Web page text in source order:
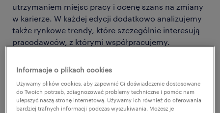
utrzymaniem miejsc pracy i ocenę szans na zmiany
w karierze. W każdej edycji dodatkowo analizujemy
także rynkowe trendy, które szczególnie interesują
pracodawców, z którymi współpracujemy.
W najnowszej edycji, którą realizowaliśmy na
przełomie sierpnia i września, uczestniczyło 1000
badanych zatrudnionych w kluczowych gałęziach
polskiej gospodarki.
Informacje o plikach cookies
Używamy plików cookies, aby zapewnić Ci doświadczenie dostosowane
do Twoich potrzeb, zdiagnozować problemy techniczne i pomóc nam
ulepszyć naszą stronę internetową. Używamy ich również do oferowania
bardziej trafnych informacji podczas wyszukiwania. Możesz je